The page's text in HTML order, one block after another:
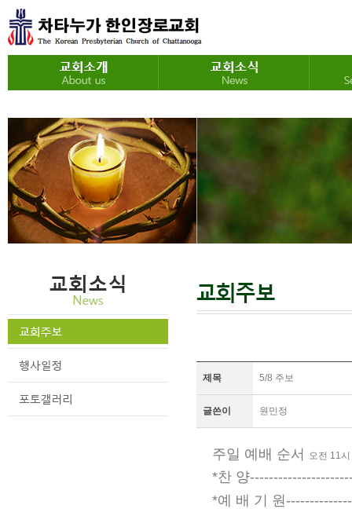
제목 5/8 주보
글쓴이 원민정
주일 예배 순서 오전 11시
*찬 양
*예 배 기 원